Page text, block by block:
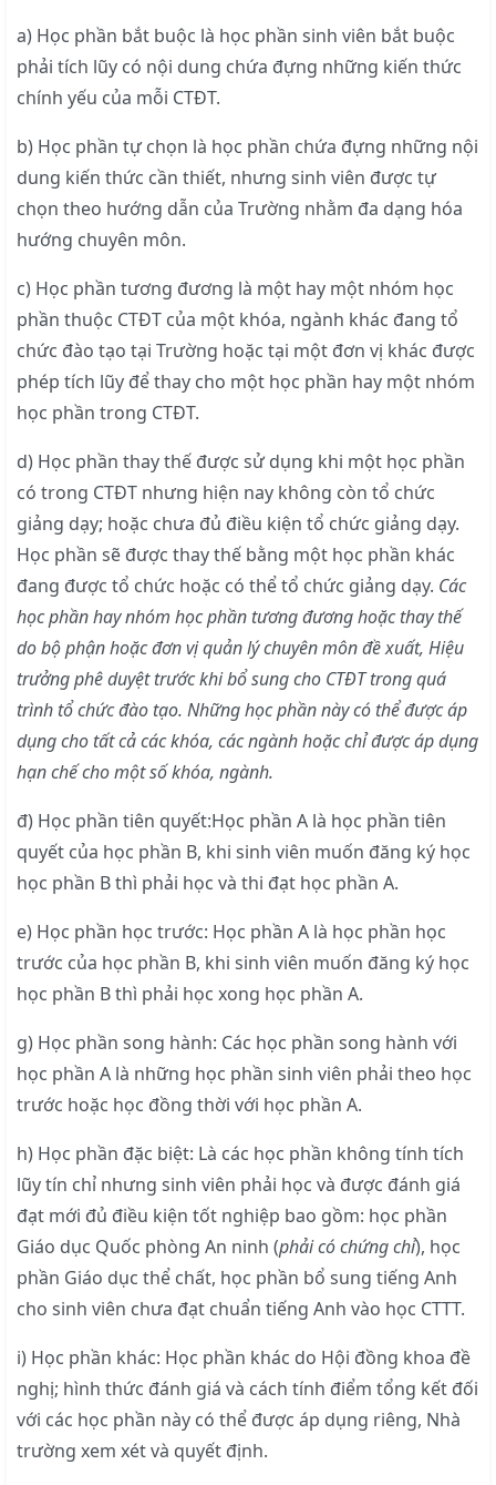
a) Học phần bắt buộc là học phần sinh viên bắt buộc
phải tích lũy có nội dung chứa đựng những kiến thức
chính yếu của mỗi CTĐT.
b) Học phần tự chọn là học phần chứa đựng những nội
dung kiến thức cần thiết, nhưng sinh viên được tự
chọn theo hướng dẫn của Trường nhằm đa dạng hóa
hướng chuyên môn.
c) Học phần tương đương là một hay một nhóm học
phần thuộc CTĐT của một khóa, ngành khác đang tổ
chức đào tạo tại Trường hoặc tại một đơn vị khác được
phép tích lũy để thay cho một học phần hay một nhóm
học phần trong CTĐT.
d) Học phần thay thế được sử dụng khi một học phần
có trong CTĐT nhưng hiện nay không còn tổ chức
giảng dạy; hoặc chưa đủ điều kiện tổ chức giảng dạy.
Học phần sẽ được thay thế bằng một học phần khác
đang được tổ chức hoặc có thể tổ chức giảng dạy. Các
học phần hay nhóm học phần tương đương hoặc thay thế
do bộ phận hoặc đơn vị quản lý chuyên môn đề xuất, Hiệu
trưởng phê duyệt trước khi bổ sung cho CTĐT trong quá
trình tổ chức đào tạo. Những học phần này có thể được áp
dụng cho tất cả các khóa, các ngành hoặc chỉ được áp dụng
hạn chế cho một số khóa, ngành.
đ) Học phần tiên quyết:Học phần A là học phần tiên
quyết của học phần B, khi sinh viên muốn đăng ký học
học phần B thì phải học và thi đạt học phần A.
e) Học phần học trước: Học phần A là học phần học
trước của học phần B, khi sinh viên muốn đăng ký học
học phần B thì phải học xong học phần A.
g) Học phần song hành: Các học phần song hành với
học phần A là những học phần sinh viên phải theo học
trước hoặc học đồng thời với học phần A.
h) Học phần đặc biệt: Là các học phần không tính tích
lũy tín chỉ nhưng sinh viên phải học và được đánh giá
đạt mới đủ điều kiện tốt nghiệp bao gồm: học phần
Giáo dục Quốc phòng An ninh (phải có chứng chỉ), học
phần Giáo dục thể chất, học phần bổ sung tiếng Anh
cho sinh viên chưa đạt chuẩn tiếng Anh vào học CTTT.
i) Học phần khác: Học phần khác do Hội đồng khoa đề
nghị; hình thức đánh giá và cách tính điểm tổng kết đối
với các học phần này có thể được áp dụng riêng, Nhà
trường xem xét và quyết định.